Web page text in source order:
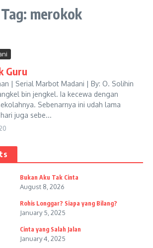
merokok
Guru
| Serial Marbot Madani | By: O. Solihin
bin jengkel. Ia kecewa dengan
Sebenarnya ini udah lama
juga sebe...
Bukan Aku Tak Cinta
August 8, 2026
Rohis Longgar? Siapa yang Bilang?
January 5, 2025
Cinta yang Salah Jalan
January 4, 2025